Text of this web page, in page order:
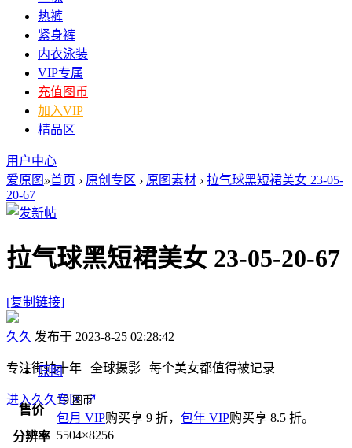
热裤
紧身裤
内衣泳装
VIP专属
充值图币
加入VIP
精品区
用户中心
爱原图 »首页 › 原创专区 › 原图素材 › 拉气球黑短裙美女 23-05-
20-67
拉气球黑短裙美女 23-05-20-67
[复制链接]
久久 发布于 2023-8-25 02:28:42
专注街拍十年 | 全球摄影 | 每个美女都值得被记录
进入久久专区↗
原图
售价
19图币
包月 VIP购买享 9 折， 包年 VIP购买享 8.5 折。
分辨率 5504×8256